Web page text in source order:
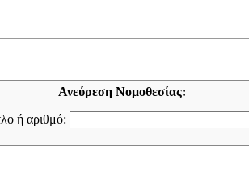
Ανεύρεση Νομοθεσίας:
ή αριθμό: